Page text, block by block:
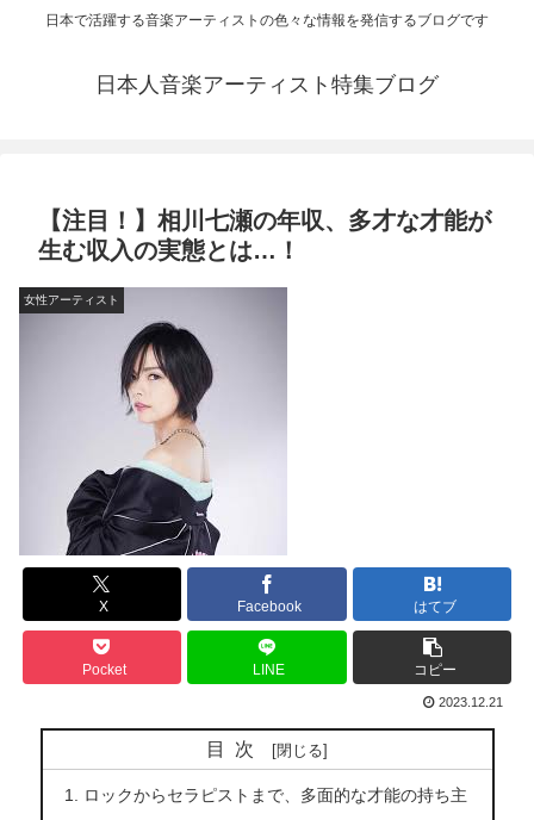
日本で活躍する音楽アーティストの色々な情報を発信するブログです
日本人音楽アーティスト特集ブログ
【注目！】相川七瀬の年収、多才な才能が
生む収入の実態とは…！
女性アーティスト
X Facebook はてブ
Pocket LINE コピー
2023.12.21
目次
ロックからセラピストまで、多面的な才能の持ち主